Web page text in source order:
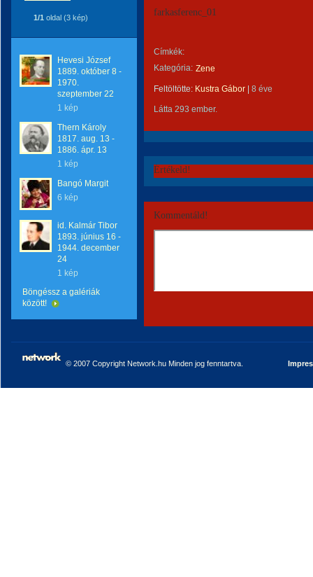
1/1 oldal (3 kép)
Hevesi József
1889. október 8 -
1970.
szeptember 22
1 kép
Thern Károly
1817. aug. 13 -
1886. ápr. 13
1 kép
Bangó Margit
6 kép
id. Kalmár Tibor
1893. június 16 -
1944. december
24
1 kép
Böngéssz a galériák
között!
farkasferenc_01
Címkék:
Kategória: Zene
Feltöltötte: Kustra Gábor 8 éve
Látta 293 ember.
Értékeld!
Kommentáld!
© 2007 Copyright Network.hu Minden jog fenntartva.